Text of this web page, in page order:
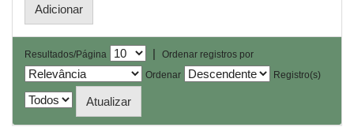
Resultados/Página |
Ordenar registros por
Ordenar
Registro(s)